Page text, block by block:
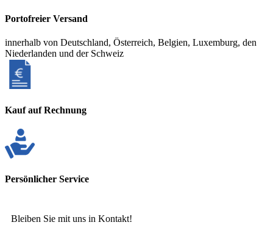
Portofreier Versand
innerhalb von Deutschland, Österreich, Belgien, Luxemburg, den
Niederlanden und der Schweiz
Kauf auf Rechnung
Persönlicher Service
Bleiben Sie mit uns in Kontakt!